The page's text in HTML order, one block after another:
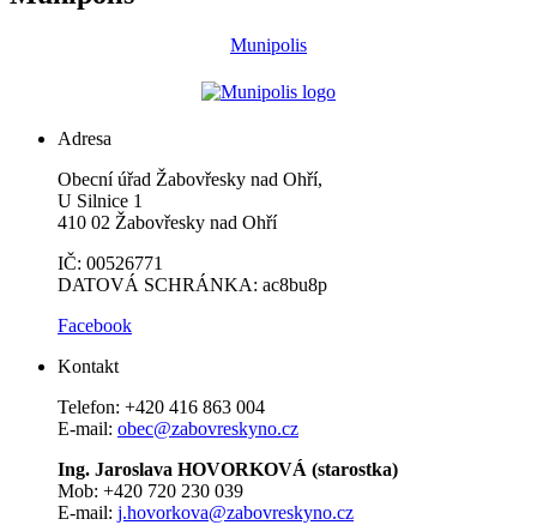
Munipolis
Adresa
Obecní úřad Žabovřesky nad Ohří,
U Silnice 1
410 02 Žabovřesky nad Ohří
IČ: 00526771
DATOVÁ SCHRÁNKA: ac8bu8p
Facebook
Kontakt
Telefon: +420 416 863 004
E-mail: obec@zabovreskyno.cz
Ing. Jaroslava HOVORKOVÁ (starostka)
Mob: +420 720 230 039
E-mail: j.hovorkova@zabovreskyno.cz